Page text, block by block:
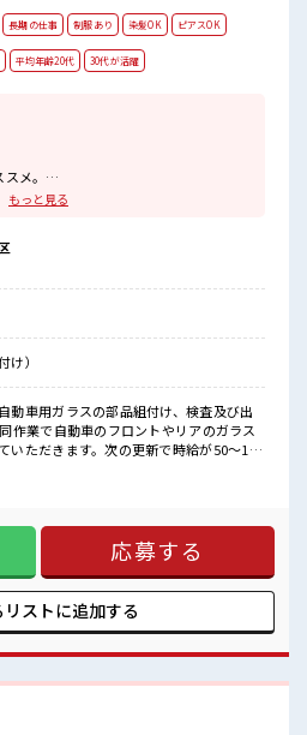
長期の仕事 制服あり 染髪OK ピアスOK
平均年齢20代 30代が活躍
メ。
♪
由♪
選びに悩まずOK♪
できそう≫
は不安だけど、
す！
目指していきましょう！
です！
もっと見る
け）
動車用ガラスの部品組付け、検査及び出
作業で自動車のフロントやリアのガラス
いただきます。次の更新で時給が50～100
ります！綺麗な職場で冷暖房完備されて
方にオススメ。 残業は月20時間以上あり
ンもUP≫ 派手過ぎなければ髪型や髪色
があると毎日の服選びに悩まずOK♪ ≪初
分にもできそう≫ 新しいことにチャレン
ど、 しっかり働く環境が整っています！
・ステップUP目指していきましょう！ ≪
ーションもUP！ 活気あふれる20代活躍中
応募する
ストに追加する